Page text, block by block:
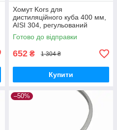
Хомут Kors для
дистиляційного куба 400 мм,
AISI 304, регульований
замок, об'єм 60-90 літрів,
дзеркальна поліровка
Готово до відправки
652 ₴ 1 304 ₴
Купити
–50%